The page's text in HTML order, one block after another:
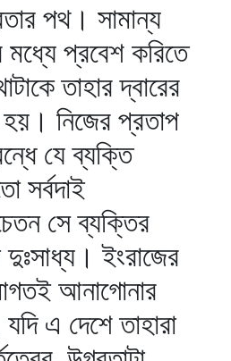
পথ। সামান্য
প্রবেশ করিতে
তাহার দ্বারের
নিজের প্রতাপ
যে ব্যক্তি
সর্বদাই
সে ব্যক্তির
ইংরাজের
আনাগোনার
এ দেশে তাহারা